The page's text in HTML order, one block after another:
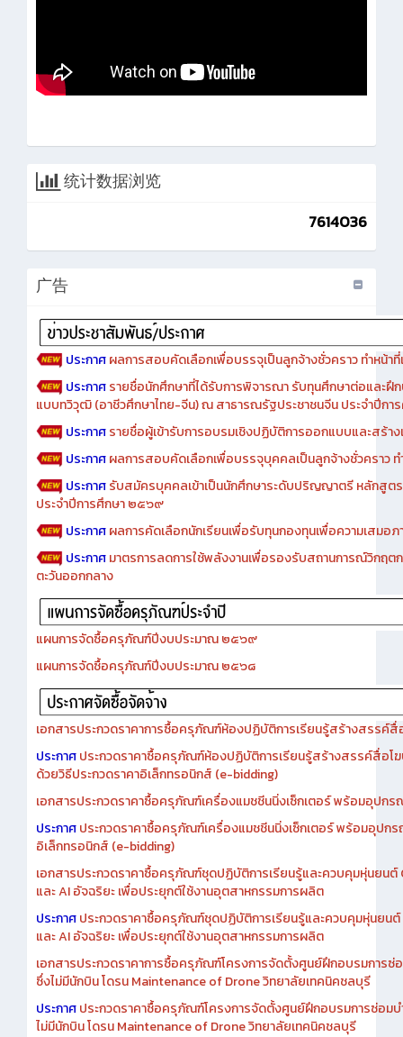
统计数据浏览
7614036
广告
ประกาศผลการสอบคัดเลือกเพื่อบรรจุเป็นลูกจ้างชั่วคราว ทำหน้าที่
ประกาศรายชื่อนักศึกษาที่ได้รับการพิจารณา รับทุนศึกษาต่อและฝึ
แบบทวิวุฒิ (อาชีวศึกษาไทย-จีน) ณ สาธารณรัฐประชาชนจีน ประจำปีก
ประกาศรายชื่อผู้เข้ารับการอบรมเชิงปฏิบัติการออกแบบและสร้า
ประกาศผลการสอบคัดเลือกเพื่อบรรจุบุคคลเป็นลูกจ้างชั่วคราว ท
ประกาศรับสมัครบุคคลเข้าเป็นนักศึกษาระดับปริญญาตรี หลักสูต
ประจำปีการศึกษา ๒๕๖๙
ประกาศผลการคัดเลือกนักเรียนเพื่อรับทุนกองทุนเพื่อความเสมอ
ประกาศมาตรการลดการใช้พลังงานเพื่อรองรับสถานการณ์วิกฤ
ตะวันออกกลาง
แผนการจัดซื้อครุภัณฑ์ปีงบประมาณ ๒๕๖๙
แผนการจัดซื้อครุภัณฑ์ปีงบประมาณ ๒๕๖๘
เอกสารประกวดราคาการซื้อครุภัณฑ์ห้องปฏิบัติการเรียนรู้สร้างสรรค์
ประกาศประกวดราคาซื้อครุภัณฑ์ห้องปฏิบัติการเรียนรู้สร้างสรรค์สื่อโ
ด้วยวิธีประกวดราคาอิเล็กทรอนิกส์ (e-bidding)
เอกสารประกวดราคาซื้อครุภัณฑ์เครื่องแมชชีนนิ่งเซ็กเตอร์ พร้อมอุปก
ประกาศประกวดราคาซื้อครุภัณฑ์เครื่องแมชชีนนิ่งเซ็กเตอร์ พร้อมอุปก
อิเล็กทรอนิกส์ (e-bidding)
เอกสารประกวดราคาซื้อครุภัณฑ์ชุดปฏิบัติการเรียนรู้และควบคุมหุ่นยน
และ AI อัจฉริยะ เพื่อประยุกต์ใช้งานอุตสาหกรรมการผลิต
ประกาศประกวดราคาซื้อครุภัณฑ์ชุดปฏิบัติการเรียนรู้และควบคุมหุ่นยน
และ AI อัจฉริยะ เพื่อประยุกต์ใช้งานอุตสาหกรรมการผลิต
เอกสารประกวดราคาการซื้อครุภัณฑ์โครงการจัดตั้งศูนย์ฝึกอบรมการซ่
ซึ่งไม่มีนักบิน โดรน Maintenance of Drone วิทยาลัยเทคนิคชลบุรี
ประกาศประกวดราคาซื้อครุภัณฑ์โครงการจัดตั้งศูนย์ฝึกอบรมการซ่อมบ
ไม่มีนักบิน โดรน Maintenance of Drone วิทยาลัยเทคนิคชลบุรี